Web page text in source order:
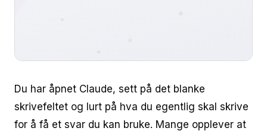
Du har åpnet Claude, sett på det blanke
skrivefeltet og lurt på hva du egentlig skal skrive
for å få et svar du kan bruke. Mange opplever at